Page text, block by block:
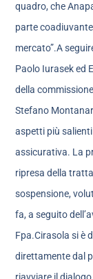
quadro, che
parte
mercato”.A
Paolo Iurasek ed
della
Stefano
aspetti più
assicurativa. La
ripresa della
sospensione,
fa, a seguito
Fpa.Cirasola si è
direttamente dal